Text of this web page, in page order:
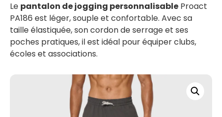
Le pantalon de jogging personnalisable Proact
PA186 est léger, souple et confortable. Avec sa
taille élastiquée, son cordon de serrage et ses
poches pratiques, il est idéal pour équiper clubs,
écoles et associations.